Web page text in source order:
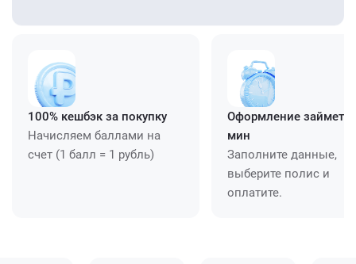
100% кешбэк за покупку
Начисляем баллами на
счет (1 балл = 1 рубль)
Оформление займет
мин
Заполните данные,
выберите полис и
оплатите.